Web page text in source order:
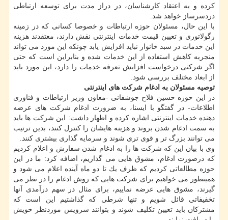
كرده و به اعتقاد كارشناسان، در دراز مدت برای توسعه ارتباطی
دردسرساز خواهد شد.
با این حال، مسئولان حوزه ارتباطات و خصوصا كسانی كه در زمینه
رگولاتوری و تعیین قیمت خدمات اینترنتی نقش دارند، معتقدند هزینه
این خدمات در سبد خانوار نباید افزایش یابد چونكه این مورد می تواند
منجربه كاهش استفاده از این خدمات شده و بنابراین است كه حتی
اگر شركتی درخواست افزایش تعرفه خدمات را دارد، این مورد باید
از ابعاد مختلف بررسی شود.
توصیه مسئولان به ادغام شركت های اینترنتی
در این حوزه حسین فلاح جوشقانی -معاون وزیر ارتباطات و فناوری
اطلاعات- در گفتگو با ایسنا، به ضرورت ادغام شركت های عرضه
دهنده خدمات اینترنتی اشاره كرده و اظهار داشت: این شركت ها باید
به سمت ادغام شدن بروند و هزینه هایشان را كنترل كنند، بدین ترتیب
می توانند بزرگ تر و قوی تری شوند و سرمایه گذاری بیشتری كنند.
وی با بیان این كه شركت ها را به ادغام شدن سفارش و اعلام كردیم
كه درصورت ادغام، مشوق هایی می گذاریم، اضافه كرد: ما در این
حوزه مطالعاتی كردیم كه ظرف یك تا دو ماه آینده اعلام می شود و
همینطور می خواهیم برای شركت هایی كه روش ادغام را در نظر می
گیرند، مشوق هایی عرضه نماییم، برای مثال در سهم درآمدی آنها
تخفیفاتی قائل شویم و تنها شرطی كه گذاشتیم این است كه
مشتركان باید تعیین تكلیف شوند و بتوانند سرویس موردنظر خویش